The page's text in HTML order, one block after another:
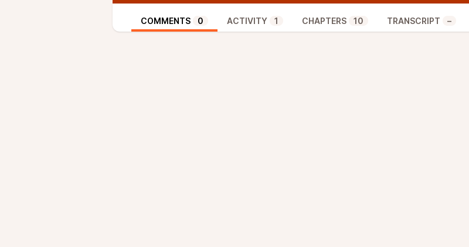
00:57:42 - Projet Saumon :Interviewde 2 enseignantes concernant la fiction sonore
“l’Appel”
01:09:17 - Projet Saumon :Deuxième épisode de “L’appel”,la fiction sonore de
COMMENTS 0 ACTIVITY 1 CHAPTERS 10 TRANSCRIPT –